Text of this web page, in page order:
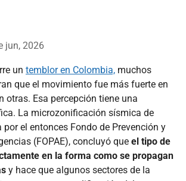
jun, 2026
un temblor en Colombia, muchos
que el movimiento fue más fuerte en
otras. Esa percepción tiene una
La microzonificación sísmica de
por el entonces Fondo de Prevención y
(FOPAE), concluyó que el tipo de
en la forma como se propagan
y hace que algunos sectores de la